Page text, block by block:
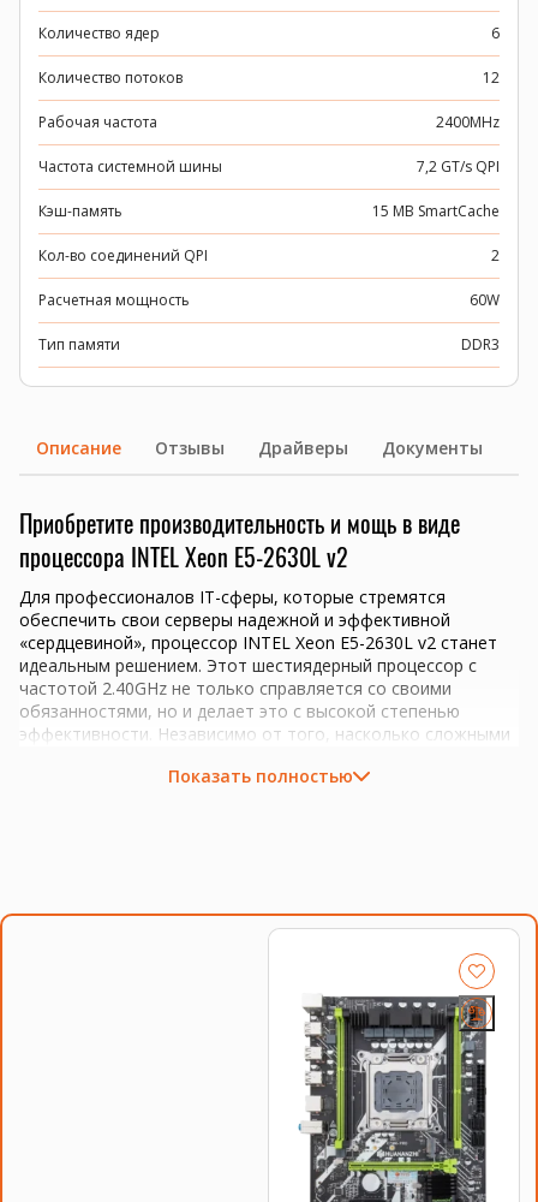
Количество ядер 6
Количество потоков 12
Рабочая частота 2400MHz
Частота системной шины 7,2 GT/s QPI
Кэш-память 15 MB SmartCache
Кол-во соединений QPI 2
Расчетная мощность 60W
Тип памяти DDR3
Описание Отзывы Драйверы Документы
Приобретите производительность и мощь в виде
процессора INTEL Xeon E5-2630L v2
Для профессионалов IT-сферы, которые стремятся
обеспечить свои серверы надежной и эффективной
«сердцевиной», процессор INTEL Xeon E5-2630L v2 станет
идеальным решением. Этот шестиядерный процессор с
частотой 2.40GHz не только справляется со своими
обязанностями, но и делает это с высокой степенью
эффективности. Независимо от того, насколько сложными
малейших признаков перегрузки.
Что делает этот Xeon процессор таким уникальным? Он
превосходную производительность и надежность. Этот
процессор не только функционирует, но и преуспевает в
своей работе, обеспечивая вам бесперебойную работу
сервера. Но это еще не все, его особенности просто
Особенности процессора INTEL Xeon E5-2630L v2
Показать полностью